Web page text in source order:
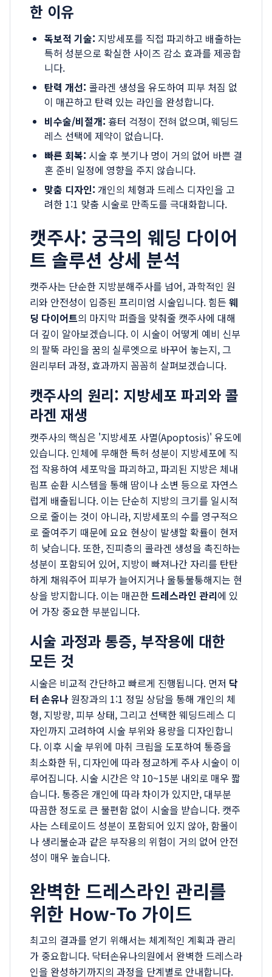
한 이유
독보적 기술: 지방세포를 직접 파괴하고 배출하는
특허 성분으로 확실한 사이즈 감소 효과를 제공합
니다.
탄력 개선: 콜라겐 생성을 유도하여 피부 처짐 없
이 매끈하고 탄력 있는 라인을 완성합니다.
비수술/비절개: 흉터 걱정이 전혀 없으며, 웨딩드
레스 선택에 제약이 없습니다.
빠른 회복: 시술 후 붓기나 멍이 거의 없어 바쁜 결
혼 준비 일정에 영향을 주지 않습니다.
맞춤 디자인: 개인의 체형과 드레스 디자인을 고
려한 1:1 맞춤 시술로 만족도를 극대화합니다.
캣주사: 궁극의 웨딩 다이어
트 솔루션 상세 분석
캣주사는 단순한 지방분해주사를 넘어, 과학적인 원
리와 안전성이 입증된 프리미엄 시술입니다. 힘든 웨
딩 다이어트의 마지막 퍼즐을 맞춰줄 캣주사에 대해
더 깊이 알아보겠습니다. 이 시술이 어떻게 예비 신부
의 팔뚝 라인을 꿈의 실루엣으로 바꾸어 놓는지, 그
원리부터 과정, 효과까지 꼼꼼히 살펴보겠습니다.
캣주사의 원리: 지방세포 파괴와 콜
라겐 재생
캣주사의 핵심은 '지방세포 사멸(Apoptosis)' 유도에
있습니다. 인체에 무해한 특허 성분이 지방세포에 직
접 작용하여 세포막을 파괴하고, 파괴된 지방은 체내
림프 순환 시스템을 통해 땀이나 소변 등으로 자연스
럽게 배출됩니다. 이는 단순히 지방의 크기를 일시적
으로 줄이는 것이 아니라, 지방세포의 수를 영구적으
로 줄여주기 때문에 요요 현상이 발생할 확률이 현저
히 낮습니다. 또한, 진피층의 콜라겐 생성을 촉진하는
성분이 포함되어 있어, 지방이 빠져나간 자리를 탄탄
하게 채워주어 피부가 늘어지거나 울퉁불퉁해지는 현
상을 방지합니다. 이는 매끈한드레스라인 관리에 있
어 가장 중요한 부분입니다.
시술 과정과 통증, 부작용에 대한
모든 것
시술은 비교적 간단하고 빠르게 진행됩니다. 먼저 닥
터 손유나 원장과의 1:1 정밀 상담을 통해 개인의 체
형, 지방량, 피부 상태, 그리고 선택한 웨딩드레스 디
자인까지 고려하여 시술 부위와 용량을 디자인합니
다. 이후 시술 부위에 마취 크림을 도포하여 통증을
최소화한 뒤, 디자인에 따라 정교하게 주사 시술이 이
루어집니다. 시술 시간은 약 10~15분 내외로 매우 짧
습니다. 통증은 개인에 따라 차이가 있지만, 대부분
따끔한 정도로 큰 불편함 없이 시술을 받습니다. 캣주
사는 스테로이드 성분이 포함되어 있지 않아, 함몰이
나 생리불순과 같은 부작용의 위험이 거의 없어 안전
성이 매우 높습니다.
완벽한 드레스라인 관리를
위한 How-To 가이드
최고의 결과를 얻기 위해서는 체계적인 계획과 관리
가 중요합니다. 닥터손유나의원에서 완벽한 드레스라
인을 완성하기까지의 과정을 단계별로 안내합니다.